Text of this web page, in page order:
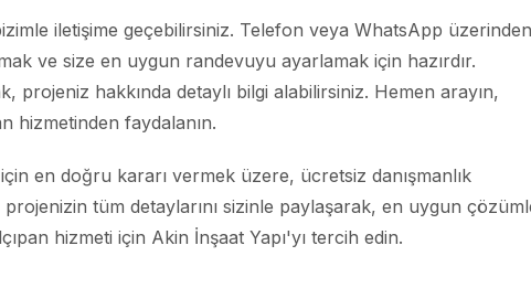
iletişime geçebilirsiniz. Telefon veya WhatsApp üzerinden
ve size en uygun randevuyu ayarlamak için hazırdır.
hakkında detaylı bilgi alabilirsiniz. Hemen arayın,
hizmetinden faydalanın.
en doğru kararı vermek üzere, ücretsiz danışmanlık
tüm detaylarını sizinle paylaşarak, en uygun
hizmeti için Akin İnşaat Yapı'yı tercih edin.